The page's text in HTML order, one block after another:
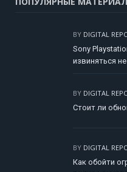
BY DIGITAL
Sony
извиняться
BY DIGITAL
Стоит ли
BY DIGITAL
Как обойти